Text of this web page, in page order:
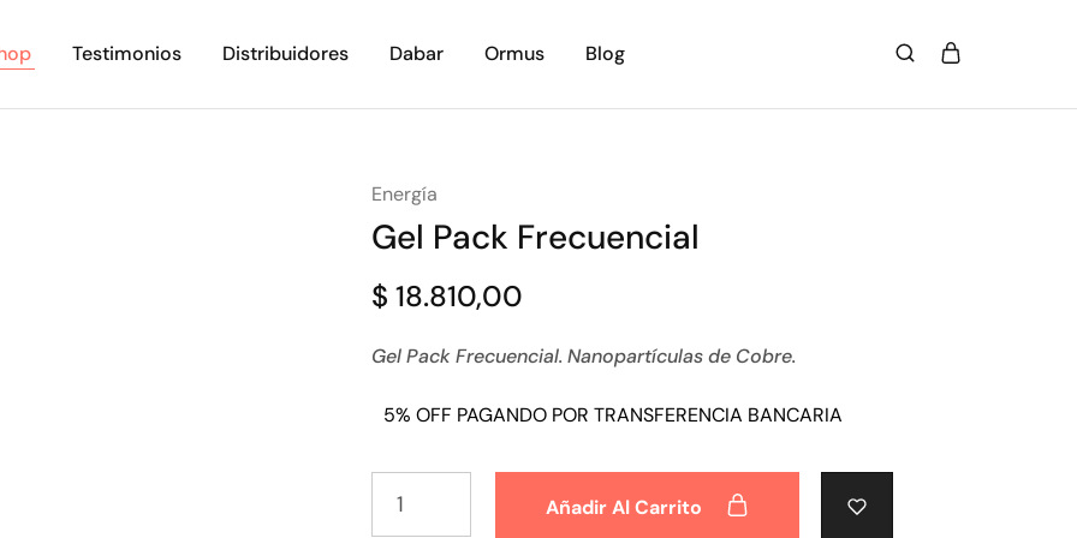
Testimonios Distribuidores Dabar Ormus Blog
Energía
Gel Pack Frecuencial
$ 18.810,00
Gel Pack Frecuencial. Nanopartículas de Cobre.
5% OFF PAGANDO POR TRANSFERENCIA BANCARIA
Añadir Al Carrito